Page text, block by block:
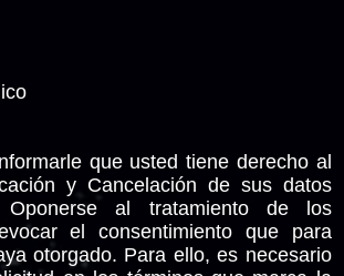
que usted tiene derecho al
y Cancelación de sus datos
Oponerse al tratamiento de los
el consentimiento que para
otorgado. Para ello, es necesario